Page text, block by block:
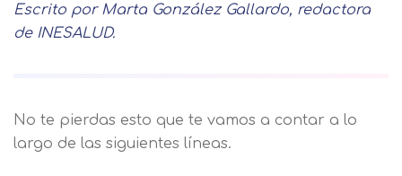
Escrito por Marta González Gallardo, redactora
de INESALUD.
No te pierdas esto que te vamos a contar a lo
largo de las siguientes líneas.